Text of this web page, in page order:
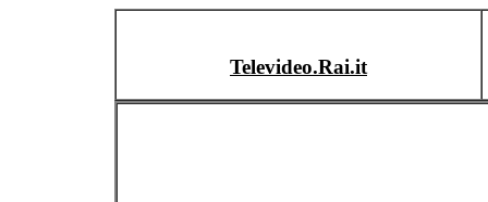
Televideo.Rai.it